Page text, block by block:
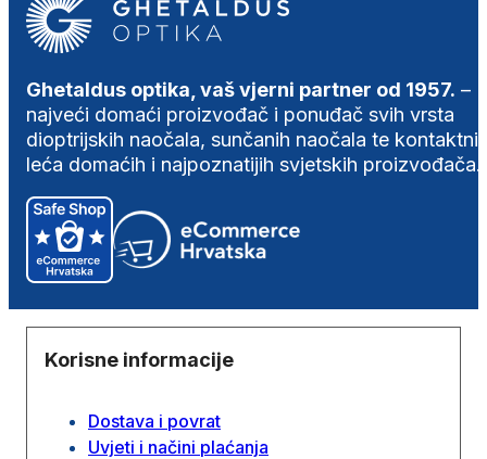
Ghetaldus optika, vaš vjerni partner od 1957. –
najveći domaći proizvođač i ponuđač svih vrsta
dioptrijskih naočala, sunčanih naočala te
leća domaćih i najpoznatijih svjetskih proizvođača.
Korisne informacije
Dostava i povrat
Uvjeti i načini plaćanja